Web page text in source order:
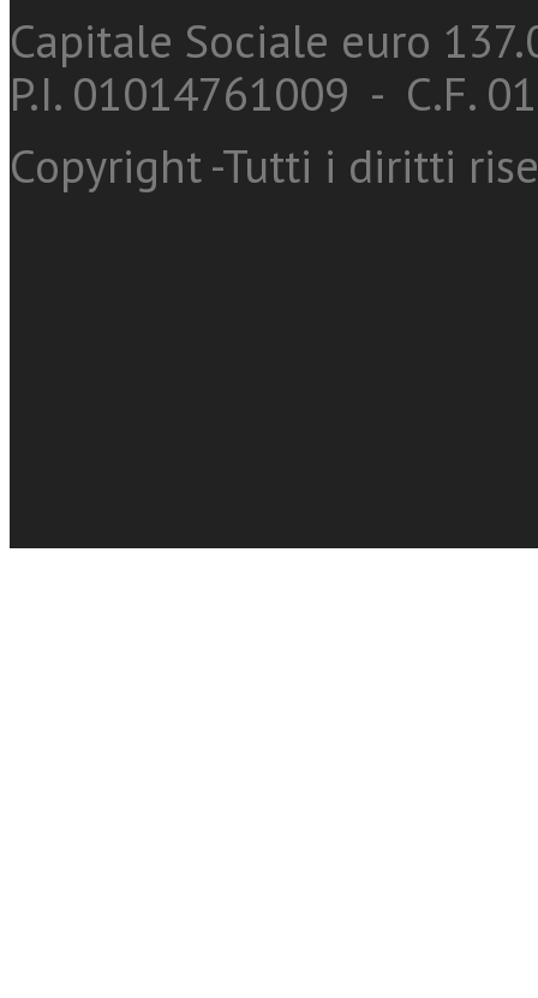
Capitale Sociale euro
P.I. 01014761009 - C.F.
Copyright -Tutti i diritti